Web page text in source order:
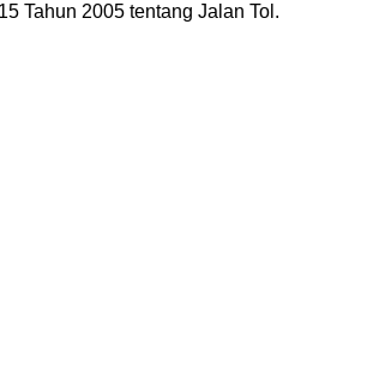
Tahun 2005 tentang Jalan Tol.